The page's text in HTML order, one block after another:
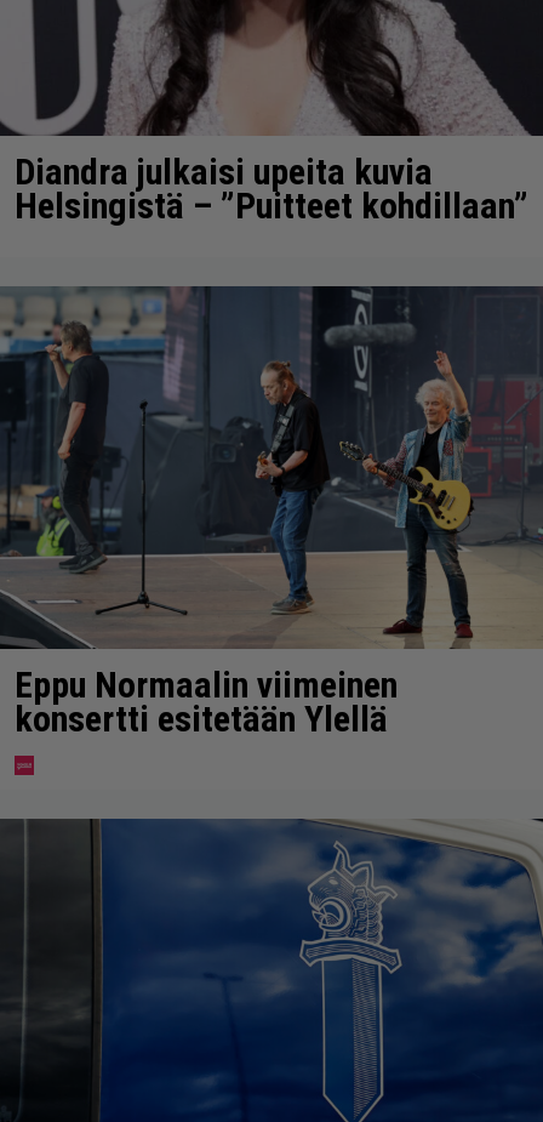
Diandra julkaisi upeita kuvia
Helsingistä – ”Puitteet kohdillaan”
Eppu Normaalin viimeinen
konsertti esitetään Ylellä